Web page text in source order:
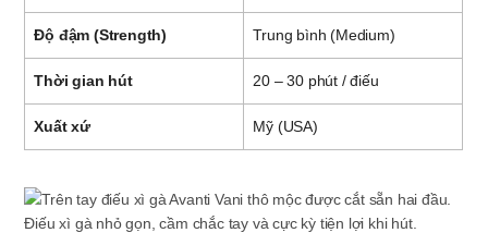
Độ đậm (Strength) Trung bình (Medium)
Thời gian hút 20 – 30 phút / điếu
Xuất xứ Mỹ (USA)
Điếu xì gà nhỏ gọn, cầm chắc tay và cực kỳ tiện lợi khi hút.